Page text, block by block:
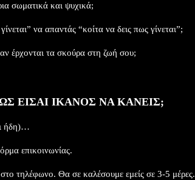
σωματικά και ψυχικά;​
να απαντάς “κοίτα να δεις πως γίνεται”;​
έρχονται τα σκούρα στη ζωή σου;​
ΕΙΣΑΙ ΙΚΑΝΟΣ ΝΑ ΚΑΝΕΙΣ;​
ήδη)…​
επικοινωνίας.​
τηλέφωνο. Θα σε καλέσουμε εμείς σε 3-5 μέρες.